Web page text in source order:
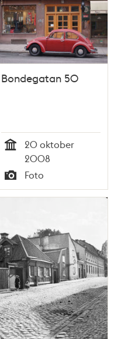
Bondegatan 50
20 oktober
2008
Typ
Foto